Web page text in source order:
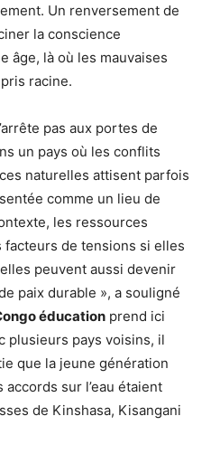
Un renversement de
la conscience
âge, là où les mauvaises
racine.
pas aux portes de
un pays où les conflits
naturelles attisent parfois
comme un lieu de
les ressources
de tensions si elles
peuvent aussi devenir
paix durable », a souligné
éducation prend ici
plusieurs pays voisins, il
que la jeune génération
sur l’eau étaient
de Kinshasa, Kisangani